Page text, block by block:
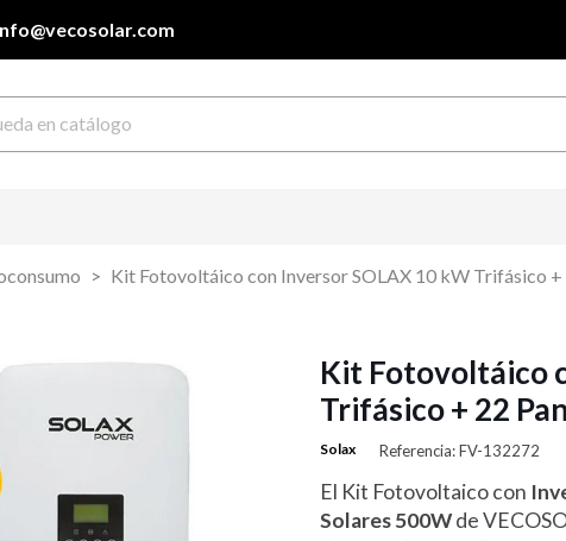
Kit Fotovoltáico con Inversor SOLAX 10 kW Trifásico +
Kit Fotovoltáico
Trifásico + 22
Solax Referencia: FV-132272
El Kit Fotovoltaico con
Solares 500Wde